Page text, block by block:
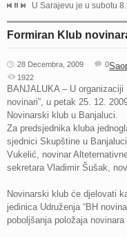
na zahtjeve za pristup
U Sarajevu je u subotu
Formiran Klub
28 Decembra, 2009
0
1922
BANJALUKA – U organizaciji
novinari”, u petak 25. 12.
Novinarski klub u Banjaluci.
Za predsjednika kluba
sjednici Skupštine u
Vukelić, novinar
sekretara Vladimir Šušak,
Novinarski klub će djelovati
jedinica Udruženja “BH
poboljšanja položaja